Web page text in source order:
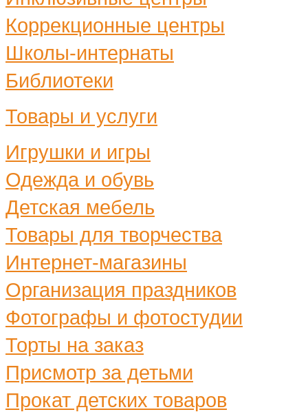
Коррекционные центры
Школы-интернаты
Библиотеки
Товары и услуги
Игрушки и игры
Одежда и обувь
Детская мебель
Товары для творчества
Интернет-магазины
Организация праздников
Фотографы и фотостудии
Торты на заказ
Присмотр за детьми
Прокат детских товаров